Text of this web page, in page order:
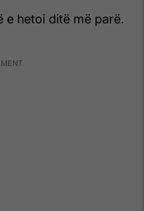
e hetoi ditë më parë.